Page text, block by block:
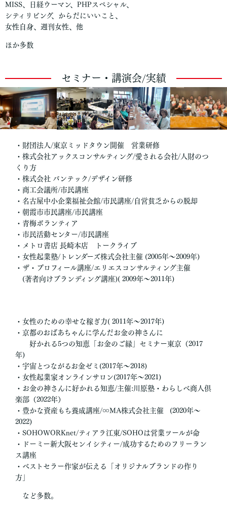
MISS、日経ウーマン、PHPスペシャル、
シティリビング、からだにいいこと、
女性自身、週刊女性、他
ほか多数
セミナー・講演会/実績
・財団法人/東京ミッドタウン開催 営業研修
・株式会社アックスコンサルティング/愛される会社/人財のつ
くり方
・株式会社 バンテック/デザイン研修
・商工会議所/市民講座
・名古屋中小企業福祉会館/市民講座/自営貧乏からの脱却
・朝霞市市民講座/市民講座
・青梅ボランティア
・市民活動センター/市民講座
・メトロ書店 長崎本店 トークライブ
・女性起業塾/トレンダーズ株式会社主催 (2005年〜2009年)
・ザ・プロフィール講座/エリエスコンサルティング主催
(著者向けブランディング講座)( 2009年〜2011年)
・女性のための幸せな稼ぎ力( 2011年〜2017年)
・京都のおばあちゃんに学んだお金の神さんに
好かれる5つの知恵「お金のご縁」セミナー東京（2017
年)
・宇宙とつながるお金ゼミ(2017年〜2018)
・女性起業家オンラインサロン(2017年〜2021)
・お金の神さんに好かれる知恵/主催:川原塾・わらしべ商人倶
楽部（2022年）
・豊かな資産もち養成講座/∞MA株式会社主催 (2020年〜
2022)
・SOHOWORKnet/ティアラ江東/SOHOは営業ツールが命
・ドーミー新大阪センイシティー/成功するためのフリーラン
ス講座
・べストセラー作家が伝える「オリジナルブランドの作り
方」
など多数。